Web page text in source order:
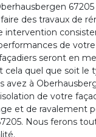
des travaux de
intervention
de
seront en
cela quel que soit le
avez à
de votre
et de ravalement
Nous ferons